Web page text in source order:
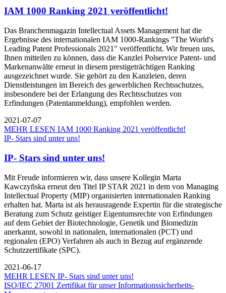
IAM 1000 Ranking 2021 veröffentlicht!
Das Branchenmagazin Intellectual Assets Management hat die
Ergebnisse des internationalen IAM 1000-Rankings "The World's
Leading Patent Professionals 2021" veröffentlicht. Wir freuen uns,
Ihnen mitteilen zu können, dass die Kanzlei Polservice Patent- und
Markenanwälte erneut in diesem prestigeträchtigen Ranking
ausgezeichnet wurde. Sie gehört zu den Kanzleien, deren
Dienstleistungen im Bereich des gewerblichen Rechtsschutzes,
insbesondere bei der Erlangung des Rechtsschutzes von
Erfindungen (Patentanmeldung), empfohlen werden.
2021-07-07
MEHR LESEN IAM 1000 Ranking 2021 veröffentlicht!
IP- Stars sind unter uns!
IP- Stars sind unter uns!
Mit Freude informieren wir, dass unsere Kollegin Marta
Kawczyñska erneut den Titel IP STAR 2021 in dem von Managing
Intellectual Property (MIP) organisierten internationalen Ranking
erhalten hat. Marta ist als herausragende Expertin für die strategische
Beratung zum Schutz geistiger Eigentumsrechte von Erfindungen
auf dem Gebiet der Biotechnologie, Genetik und Biomedizin
anerkannt, sowohl in nationalen, internationalen (PCT) und
regionalen (EPO) Verfahren als auch in Bezug auf ergänzende
Schutzzertifikate (SPC).
2021-06-17
MEHR LESEN IP- Stars sind unter uns!
ISO/IEC 27001 Zertifikat für unser Informationssicherheits-